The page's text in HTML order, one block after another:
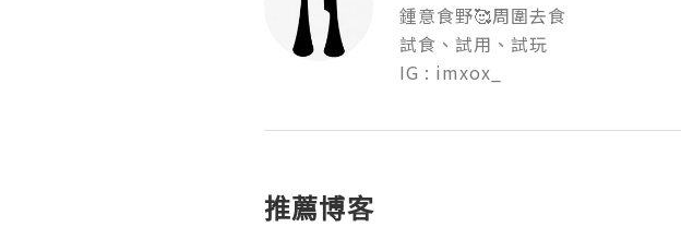
鍾意食野🥰周圍去食
試食、試用、試玩
IG : imxox_
推薦博客